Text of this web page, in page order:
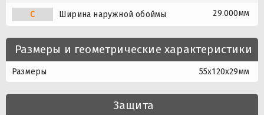
C Ширина наружной обоймы 29.000мм
Размеры и геометрические характеристики
Размеры 55x120x29мм
Защита